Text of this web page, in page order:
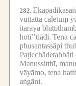
282.
vuttattā cāletuṃ
itarāya
hotī’’tiādi. Tena
phusantassāpi
Paṭicchādetabbāti
Manussitthī,
vāyāmo, tena
aṅgāni.